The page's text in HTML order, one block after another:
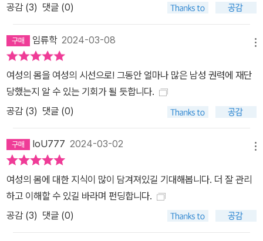
스는 자궁 오가노이드를 만들어 월경과 자궁의 기능을 근본적으로 재
탐구한다. 그녀는 자궁내막증을 ‘사소한 여성 질환’이라는 시각에서
벗어나 인체 거의 모든 기관계에 영향을 주는 병으로 다루며 치료법
과 예방에 대한 새로운 접근을 시도하고 있다. 난소생물학자 도리 우
즈와 조너선 틸리는 여성들이 더는 완경이 건강에 미치는 연쇄적인
영향에 시달리지 않도록 인공 난소를 개발 중이다. 한편 저자는 “과학
에서 여성의 몸이 소외되는 문제와 과학계에서 여성이 소외되는 문제
스포트라이트를 비춘다. 일례로 미리엄 멘킨은 인간 체외수정에 최초
로 성공하고 피임약 등장에 일조하여 인류 생식 기능의 의미를 바꾸
대까지 의과대학들이 원칙적으로 여성의 입학을 허락하지 않아 정식
자격이 주어지지도, 학계의 공식 기록에 편입될 수도 없었기 때문이
다. 저자는 연구 현장에서 여성 과학자들이 직간접적으로 배제되기
공감 (3) 댓글 (0)
임류학2024-03-08
여성의 몸을 여성의 시선으로! 그동안 얼마나 많은 남성 권력에 재단
당했는지 알 수 있는 기회가 될 듯합니다.
공감 (3) 댓글 (0)
IoU777 2024-03-02
여성의 몸에 대한 지식이 많이 담겨져있길 기대해봅니다. 더 잘 관리
하고 이해할 수 있길 바라며 펀딩합니다.
공감 (3) 댓글 (0)